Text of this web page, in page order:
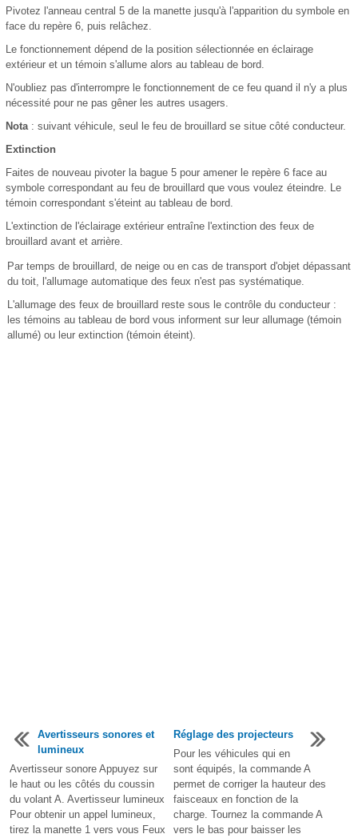
Pivotez l'anneau central 5 de la manette jusqu'à l'apparition du symbole en
face du repère 6, puis relâchez.
Le fonctionnement dépend de la position sélectionnée en éclairage
extérieur et un témoin s'allume alors au tableau de bord.
N'oubliez pas d'interrompre le fonctionnement de ce feu quand il n'y a plus
nécessité pour ne pas gêner les autres usagers.
Nota: suivant véhicule, seul le feu de brouillard se situe côté conducteur.
Extinction
Faites de nouveau pivoter la bague 5 pour amener le repère 6 face au
symbole correspondant au feu de brouillard que vous voulez éteindre. Le
témoin correspondant s'éteint au tableau de bord.
L'extinction de l'éclairage extérieur entraîne l'extinction des feux de
brouillard avant et arrière.
Par temps de brouillard, de neige ou en cas de transport d'objet dépassant
du toit, l'allumage automatique des feux n'est pas systématique.
L'allumage des feux de brouillard reste sous le contrôle du conducteur :
les témoins au tableau de bord vous informent sur leur allumage (témoin
allumé) ou leur extinction (témoin éteint).
Avertisseurs sonores et
lumineux
Avertisseur sonore Appuyez sur
le haut ou les côtés du coussin
du volant A. Avertisseur lumineux
Pour obtenir un appel lumineux,
tirez la manette 1 vers vous Feux
Réglage des projecteurs
Pour les véhicules qui en
sont équipés, la commande A
permet de corriger la hauteur des
faisceaux en fonction de la
charge. Tournez la commande A
vers le bas pour baisser les